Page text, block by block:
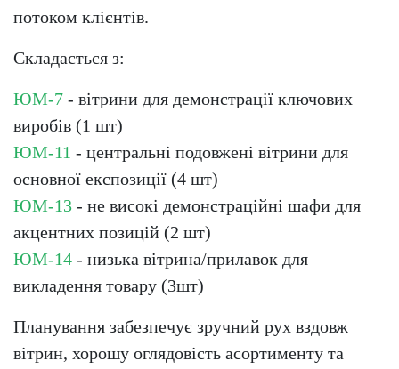
потоком клієнтів.
Складається з:
ЮМ-7 - вітрини для демонстрації ключових
виробів (1 шт)
ЮМ-11 - центральні подовжені вітрини для
основної експозиції (4 шт)
ЮМ-13 - не високі демонстраційні шафи для
акцентних позицій (2 шт)
ЮМ-14 - низька вітрина/прилавок для
викладення товару (3шт)
Планування забезпечує зручний рух вздовж
вітрин, хорошу оглядовість асортименту та